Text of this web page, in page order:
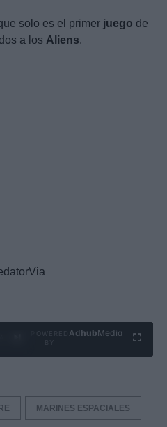
solo es el primer juego de
a los Aliens.
Ad hubMedia
MARINES ESPACIALES